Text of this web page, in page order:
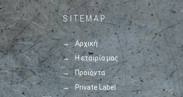
SITEMAP
Αρχική
Η εταιρία μας
Προϊόντα
Private Label